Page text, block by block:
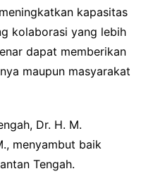
kapasitas
kolaborasi yang lebih
dapat memberikan
maupun masyarakat
Dr. H. M.
menyambut baik
Tengah.